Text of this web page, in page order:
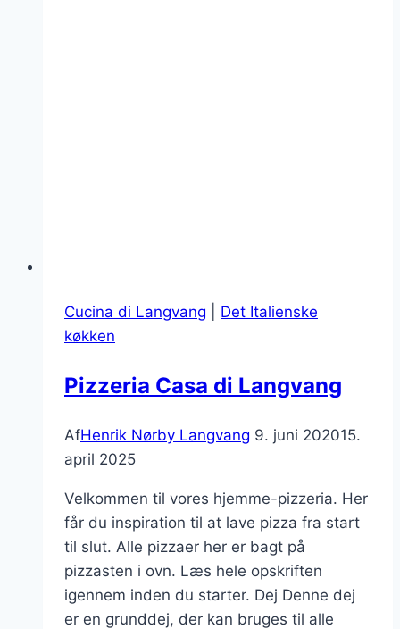
Cucina di Langvang
Det Italienske
køkken
Pizzeria Casa di Langvang
AfHenrik Nørby Langvang 9. juni 202015.
april 2025
Velkommen til vores hjemme-pizzeria. Her
får du inspiration til at lave pizza fra start
til slut. Alle pizzaer her er bagt på
pizzasten i ovn. Læs hele opskriften
igennem inden du starter. Dej Denne dej
er en grunddej, der kan bruges til alle